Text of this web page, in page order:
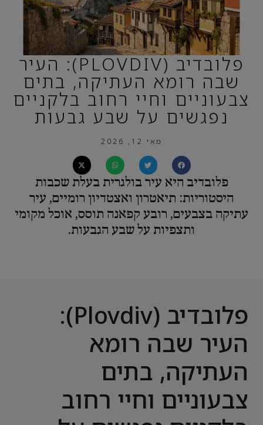
פלובדיב (PLOVDIV): העיר
שבה רומא העתיקה, בתים
צבעוניים וחיי רחוב בלקניים
נפגשים על שבע גבעות
מאי 12, 2026
פלובדיב היא עיר בולגרית בעלת שכבות
היסטוריות: תיאטרון ואצטדיון רומיים, עיר
עתיקה בצבעים, רובע קפאנה תוסס, אוכל מקומי
ותצפיות על שבע הגבעות.
פלובדיב (Plovdiv):
העיר שבה רומא
העתיקה, בתים
צבעוניים וחיי רחוב